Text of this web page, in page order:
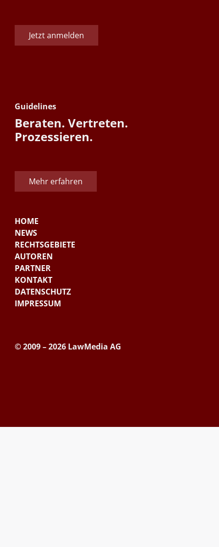
Jetzt anmelden
Guidelines
Beraten. Vertreten.
Prozessieren.
Mehr erfahren
HOME
NEWS
RECHTSGEBIETE
AUTOREN
PARTNER
KONTAKT
DATENSCHUTZ
IMPRESSUM
© 2009 – 2026 LawMedia AG